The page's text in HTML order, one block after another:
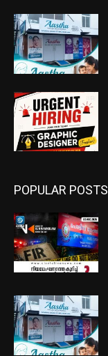
POPULAR POSTS